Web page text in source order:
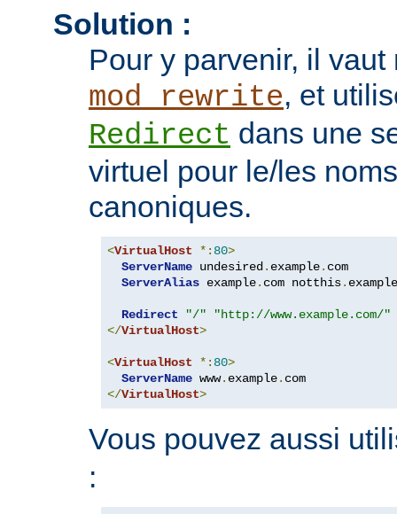
Solution :
Pour y parvenir, il
mod_rewrite, et
Redirect dans une
virtuel pour le/les
canoniques.
<VirtualHost *: 80>
ServerName undesired . example. com
ServerAlias example. com notthis. example
Redirect "/"
"http://www.example.com/"
</VirtualHost>
<VirtualHost *: 80>
ServerName www. example.
</VirtualHost>
Vous pouvez aussi
: